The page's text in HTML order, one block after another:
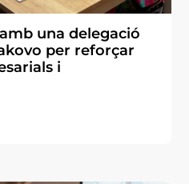
una delegació
per reforçar
i